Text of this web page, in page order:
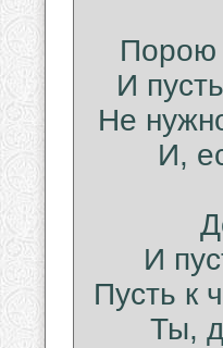
Порою
И
Не
И,
И
Пусть к
Ты,